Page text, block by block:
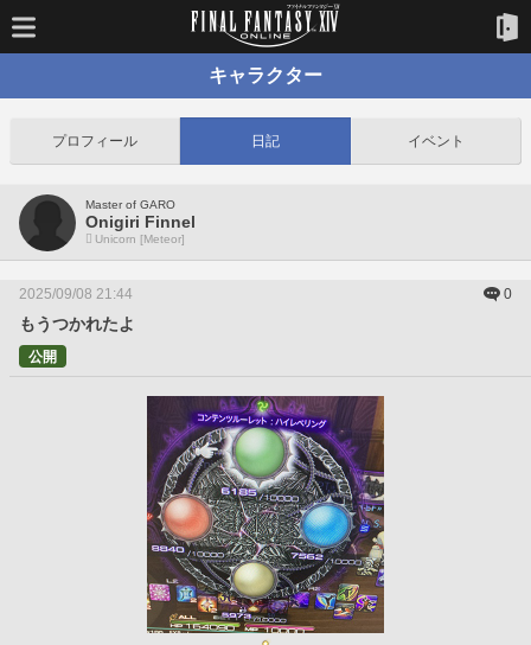
キャラクター
プロフィール 日記 イベント
Master of GARO
Onigiri Finnel
Unicorn [Meteor]
2025/09/08 21:44 0
もうつかれたよ
公開